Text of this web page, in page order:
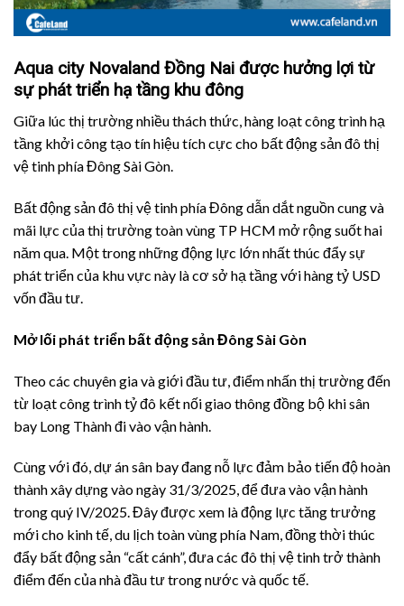
Aqua city Novaland Đồng Nai được hưởng lợi từ
sự phát triển hạ tầng khu đông
Giữa lúc thị trường nhiều thách thức, hàng loạt công trình hạ
tầng khởi công tạo tín hiệu tích cực cho bất động sản đô thị
vệ tinh phía Đông Sài Gòn.
Bất động sản đô thị vệ tinh phía Đông dẫn dắt nguồn cung và
mãi lực của thị trường toàn vùng TP HCM mở rộng suốt hai
năm qua. Một trong những động lực lớn nhất thúc đẩy sự
phát triển của khu vực này là cơ sở hạ tầng với hàng tỷ USD
vốn đầu tư.
Mở lối phát triển bất động sản Đông Sài Gòn
Theo các chuyên gia và giới đầu tư, điểm nhấn thị trường đến
từ loạt công trình tỷ đô kết nối giao thông đồng bộ khi sân
bay Long Thành đi vào vận hành.
Cùng với đó, dự án sân bay đang nỗ lực đảm bảo tiến độ hoàn
thành xây dựng vào ngày 31/3/2025, để đưa vào vận hành
trong quý IV/2025. Đây được xem là động lực tăng trưởng
mới cho kinh tế, du lịch toàn vùng phía Nam, đồng thời thúc
đẩy bất động sản “cất cánh”, đưa các đô thị vệ tinh trở thành
điểm đến của nhà đầu tư trong nước và quốc tế.